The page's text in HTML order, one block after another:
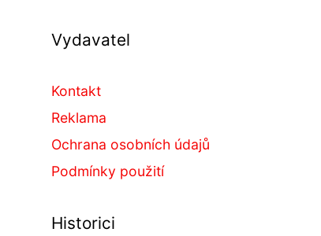
Vydavatel
Kontakt
Reklama
Ochrana osobních údajů
Podmínky použití
Historici